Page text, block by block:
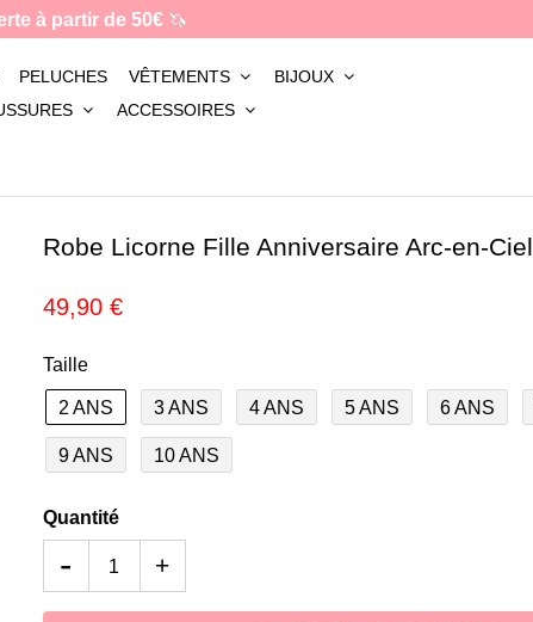
à partir de 50€🦄
PELUCHES VÊTEMENTS
BIJOUX
ACCESSOIRES
Robe Licorne Fille Anniversaire Arc-en-Ciel
49,90 €
Taille
2 ANS 3 ANS 4 ANS 5 ANS 6 ANS
9 ANS 10 ANS
Quantité
+
-